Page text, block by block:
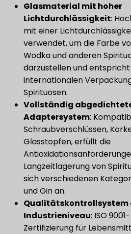
​Glasmaterial mit hoher
Lichtdurchlässigkeit​​:
mit einer
verwendet, um die Farbe
Wodka und anderen
darzustellen und
internationalen
Spirituosen.
​Vollständig
Adaptersystem​​:
Schraubverschlüssen,
Glasstopfen, erfüllt die
Langzeitlagerung von
sich verschiedenen
und Gin an.
​Qualitätskontrollsystem
Industrieniveau​​: ISO
Zertifizierung für